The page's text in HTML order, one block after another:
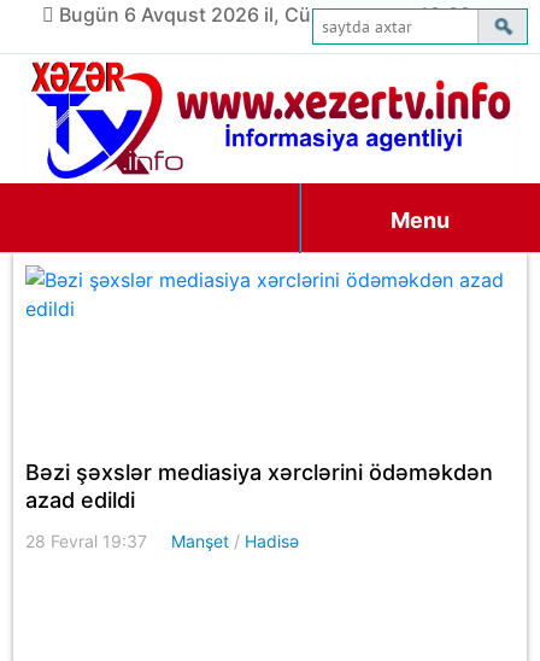
Bugün 6 Avqust 2026 il, Cümə axşamı, 18:39
Menu
Bəzi şəxslər mediasiya xərclərini ödəməkdən
azad edildi
28 Fevral 19:37 Manşet / Hadisə